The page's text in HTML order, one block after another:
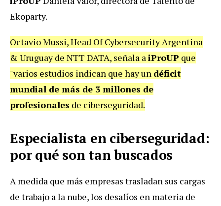
Ekoparty.
Octavio Mussi, Head Of Cybersecurity Argentina
& Uruguay de NTT DATA, señala aiProUP que
"varios estudios indican que hay un déficit
mundial de más de 3 millones de
profesionales de ciberseguridad.
Especialista en ciberseguridad:
por qué son tan buscados
A medida que más empresas trasladan sus cargas
de trabajo a la nube, los desafíos en materia de